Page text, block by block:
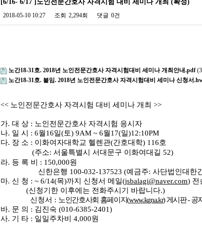
2018-05-10 10:27 조회 2,294회 댓글 0건
노간18-31호. 2018년 노인전문간호사 자격시험대비 세미나 개최안내.pdf
노간18-31호. 붙임. 2018년 노인전문간호사 자격시험대비 세미나 신청서
<< 노인전문간호사 자격시험 대비 세미나 개최 >>
가. 대 상 : 노인전문간호사 자격시험 응시자
나. 일 시 : 6월16일(토) 9AM ~ 6월17(일)12:10PM
다. 장 소 : 이화여자대학교 헬렌관(간호대학) 116호
(주소: 서울특별시 서대문구 이화여대길 52)
라. 등 록 비 : 150,000원
신한은행 100-032-137523 (예금주: 사단법인대한
마. 신 청 : ~ 6/14(목)까지 신청서 메일(jsbalagi@naver.com) 전
(신청기한 이후에는 전화주시기 바랍니다.)
신청서 : 노인간호사회 홈페이지(www.kgna.kr)게시판-공
바. 문 의 : 김진숙 (010-6385-2401)
사. 기 타 : 일일주차비 4,000원